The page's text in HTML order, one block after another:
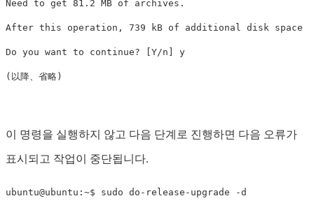
Need to get 81.2 MB of archives.
After this operation, 739 kB of additional disk space
Do you want to continue? [Y/n] y
이 명령을 실행하지 않고 다음 단계로 진행하면 다음 오류가
표시되고 작업이 중단됩니다.
ubuntu@ubuntu:~$ sudo do-release-upgrade -d